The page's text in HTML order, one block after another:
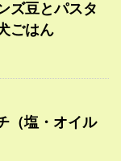
ズ豆とパスタ
ごはん
（塩・オイル